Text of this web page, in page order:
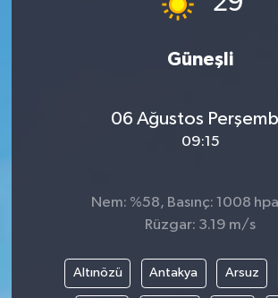
Güneşli
06 Ağustos
09:15
Nem: %58, Basınç: 1008
Rüzgar: 3.19 m/s
Altınözü Antakya Arsuz